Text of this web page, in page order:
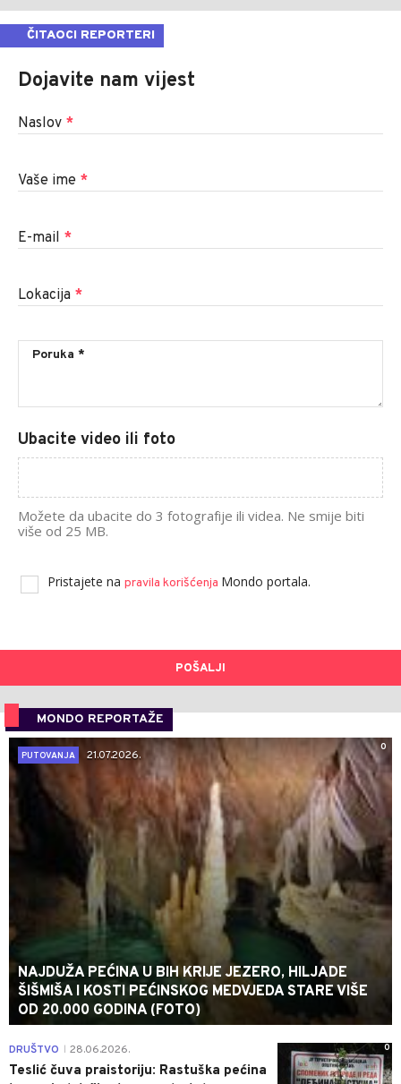
ČITAOCI REPORTERI
Dojavite nam vijest
Naslov *
Vaše ime *
E-mail *
Lokacija *
Ubacite video ili foto
Možete da ubacite do 3 fotografije ili videa. Ne smije biti
više od 25 MB.
Pristajete na pravila korišćenja Mondo portala.
POŠALJI
MONDO REPORTAŽE
0
PUTOVANJA
21.07.2026.
NAJDUŽA PEĆINA U BIH KRIJE JEZERO, HILJADE
ŠIŠMIŠA I KOSTI PEĆINSKOG MEDVJEDA STARE VIŠE
OD 20.000 GODINA (FOTO)
0
DRUŠTVO 28.06.2026.
Teslić čuva praistoriju: Rastuška pećina